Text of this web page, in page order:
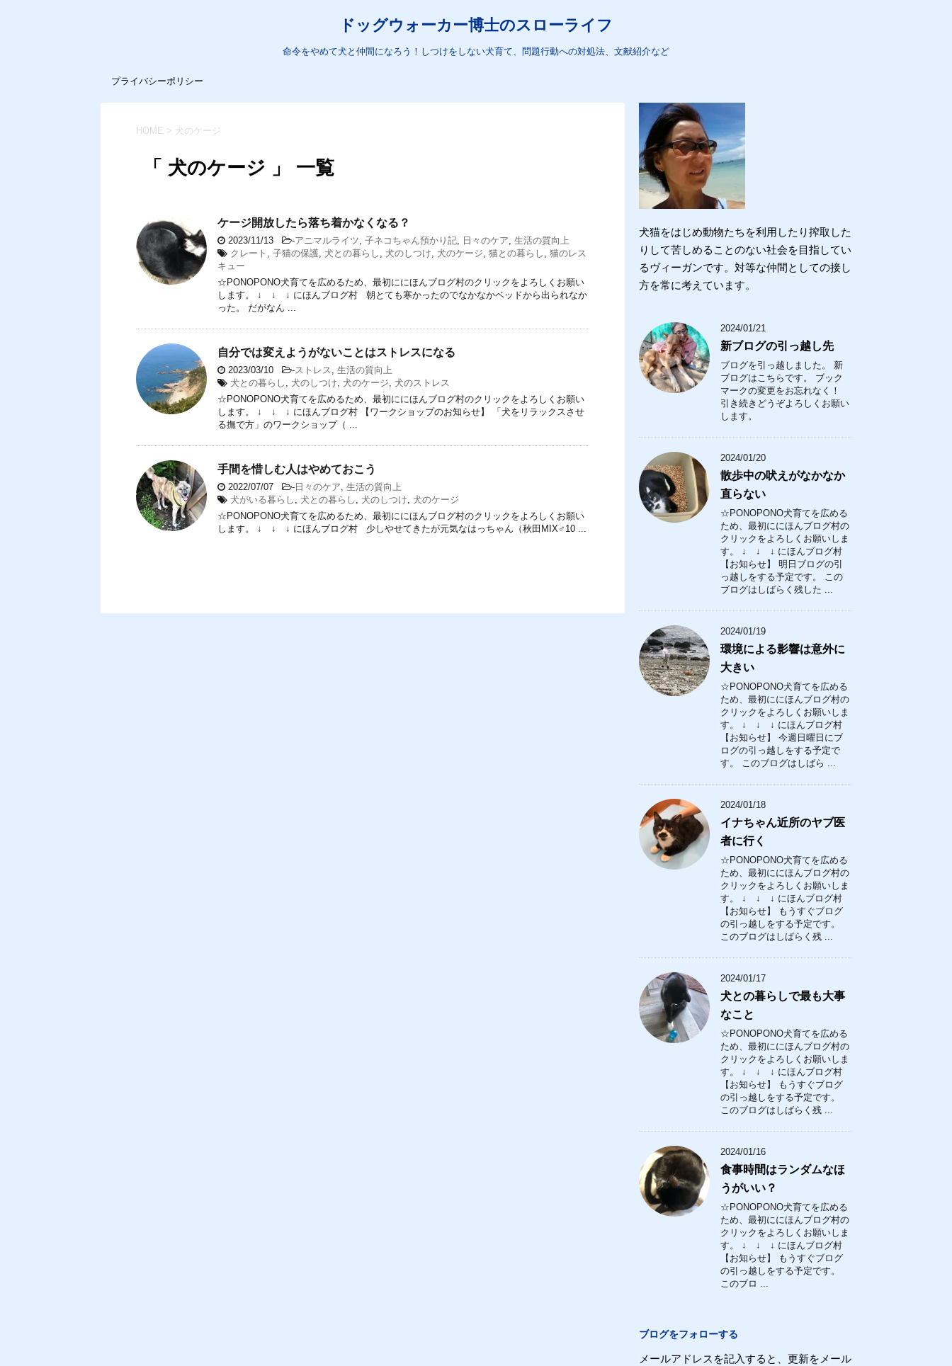
ドッグウォーカー博士のスローライフ
命令をやめて犬と仲間になろう！しつけをしない犬育て、問題行動への対処法、文献紹介など
プライバシーポリシー
HOME > 犬のケージ
「 犬のケージ 」 一覧
ケージ開放したら落ち着かなくなる？
2023/11/13 -アニマルライツ, 子ネコちゃん預かり記, 日々のケア, 生活の質向上
クレート , 子猫の保護, 犬との暮らし , 犬のしつけ, 犬のケージ, 猫との暮らし , 猫のレス
キュー
☆PONOPONO犬育てを広めるため、最初ににほんブログ村のクリックをよろしくお願い
します。 ↓ ↓ ↓ にほんブログ村 朝とても寒かったのでなかなかベッドから出られなか
った。 だがなん ...
自分では変えようがないことはストレスになる
2023/03/10 -ストレス , 生活の質向上
犬との暮らし , 犬のしつけ, 犬のケージ, 犬のストレス
☆PONOPONO犬育てを広めるため、最初ににほんブログ村のクリックをよろしくお願い
します。 ↓ ↓ ↓ にほんブログ村 【ワークショップのお知らせ】 「犬をリラックスさせ
る撫で方」のワークショップ（ ...
手間を惜しむ人はやめておこう
2022/07/07 - 日々のケア, 生活の質向上
犬がいる暮らし , 犬との暮らし , 犬のしつけ, 犬のケージ
☆PONOPONO犬育てを広めるため、最初ににほんブログ村のクリックをよろしくお願い
します。 ↓ ↓ ↓ にほんブログ村 少しやせてきたが元気なはっちゃん（秋田MIX♂10 ...
犬猫をはじめ動物たちを利用したり搾取した
りして苦しめることのない社会を目指してい
るヴィーガンです。対等な仲間としての接し
方を常に考えています。
2024/01/21
新ブログの引っ越し先
ブログを引っ越しました。 新
ブログはこちらです。 ブック
マークの変更をお忘れなく！
引き続きどうぞよろしくお願い
します。
2024/01/20
散歩中の吠えがなかなか
直らない
☆PONOPONO犬育てを広める
ため、最初ににほんブログ村の
クリックをよろしくお願いしま
す。 ↓ ↓ ↓ にほんブログ村
【お知らせ】 明日ブログの引
っ越しをする予定です。 この
ブログはしばらく残した ...
2024/01/19
環境による影響は意外に
大きい
☆PONOPONO犬育てを広める
ため、最初ににほんブログ村の
クリックをよろしくお願いしま
す。 ↓ ↓ ↓ にほんブログ村
【お知らせ】 今週日曜日にブ
ログの引っ越しをする予定で
す。 このブログはしばら ...
2024/01/18
イナちゃん近所のヤブ医
者に行く
☆PONOPONO犬育てを広める
ため、最初ににほんブログ村の
クリックをよろしくお願いしま
す。 ↓ ↓ ↓ にほんブログ村
【お知らせ】 もうすぐブログ
の引っ越しをする予定です。
このブログはしばらく残 ...
2024/01/17
犬との暮らしで最も大事
なこと
☆PONOPONO犬育てを広める
ため、最初ににほんブログ村の
クリックをよろしくお願いしま
す。 ↓ ↓ ↓ にほんブログ村
【お知らせ】 もうすぐブログ
の引っ越しをする予定です。
このブログはしばらく残 ...
2024/01/16
食事時間はランダムなほ
うがいい？
☆PONOPONO犬育てを広める
ため、最初ににほんブログ村の
クリックをよろしくお願いしま
す。 ↓ ↓ ↓ にほんブログ村
【お知らせ】 もうすぐブログ
の引っ越しをする予定です。
このブロ ...
ブログをフォローする
メールアドレスを記入すると、更新をメール